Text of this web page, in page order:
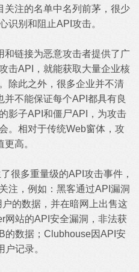
关注的名单中名列前茅，很少
识别和阻止API攻击。
和链接为恶意攻击者提供了广
击API，就能获取大量企业核
除此之外，很多企业并不清
不能保证每个API都具有良
影子API和僵尸API，为攻击
。相对于传统Web窗体，攻
高。
很多重量级的API攻击事件，
注，例如：黑客通过API漏洞
的数据，并在暗网上出售这
网站的API安全漏洞，非法获
的数据；Clubhouse因API安
记录。